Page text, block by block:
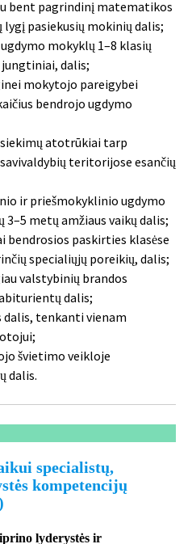
bent pagrindinį matematikos
pasiekusių mokinių dalis;
mokyklų 1–8 klasių
dalis;
mokytojo pareigybei
bendrojo ugdymo
atotrūkiai tarp
teritorijose esančių
ir priešmokyklinio ugdymo
3–5 metų amžiaus vaikų dalis;
bendrosios paskirties klasėse
specialiųjų poreikių, dalis;
valstybinių brandos
dalis;
dalis, tenkanti vienam
švietimo veikloje
dalis.
specialistų,
kompetencijų
lyderystės ir